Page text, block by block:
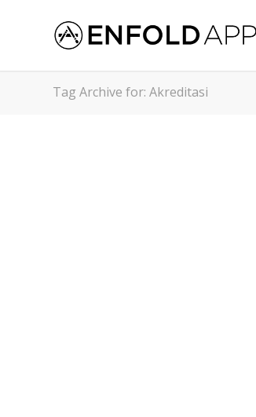
Tag Archive for: Akreditasi